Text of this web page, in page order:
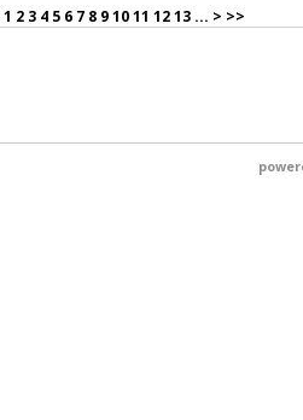
1 2 3 4 5 6 7 8 91011 1213 ... > >>